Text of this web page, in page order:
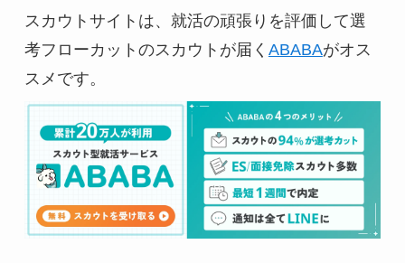
スカウトサイトは、就活の頑張りを評価して選
考フローカットのスカウトが届く ABABAがオス
スメです。